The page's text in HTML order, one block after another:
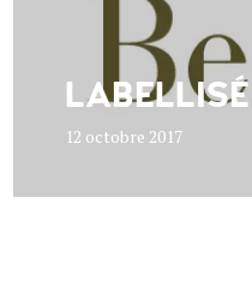
12 octobre 2017